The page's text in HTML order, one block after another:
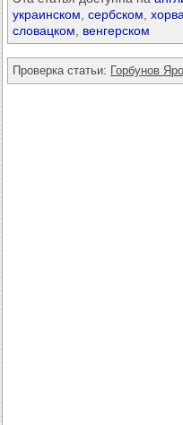
украинском сербском
словацком
венгерском
Проверка статьи: Горбунов